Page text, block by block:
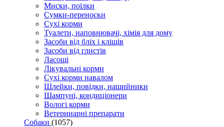
Миски, поїлки
Сумки-переноски
Сухі корми
Туалети, наповнювачі, хімія для дому
Засоби від бліх і кліщів
Засоби від глистів
Ласощі
Лікувальні корми
Сухі корми навалом
Шлейки, повідки, нашийники
Шампуні, кондиціонери
Вологі корми
Ветеринарні препарати
Собаки (1057)